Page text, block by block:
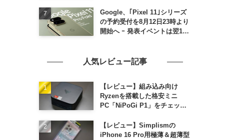
Google、｢Pixel 11｣シリーズ
の予約受付を8月12日23時より
開始へ ｰ 発表イベントは翌13
人気レビュー記事
【レビュー】組み込み向け
Ryzenを搭載した格安ミニ
PC「NiPoGi P1」をチェック
高性能
【レビュー】Simplismの
iPhone 16 Pro用極薄＆超薄型